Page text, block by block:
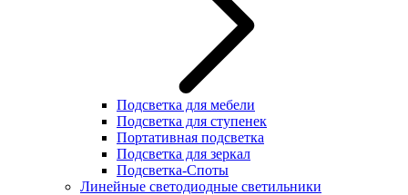
Подсветка для мебели
Подсветка для ступенек
Портативная подсветка
Подсветка для зеркал
Подсветка-Споты
Линейные светодиодные светильники